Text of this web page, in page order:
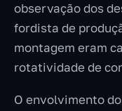
observação dos
fordista de
montagem eram
rotatividade de
O envolvimento